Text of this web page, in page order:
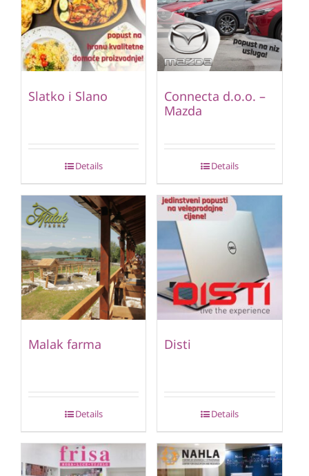
Slatko i Slano
Details
Connecta d.o.o. –
Mazda
Details
Malak farma
Details
Disti
Details